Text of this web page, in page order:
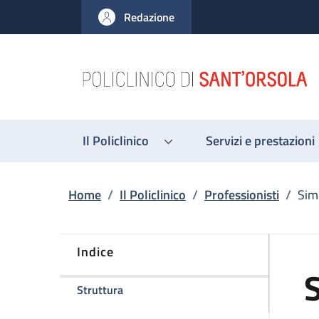
al contenuto principale
to footer content
Redazione
Il Policlinico Servizi e prestazioni
Briciole di pane
Home / Il Policlinico / Professionisti /
Indice
Strutturadella pagina Simone Manera